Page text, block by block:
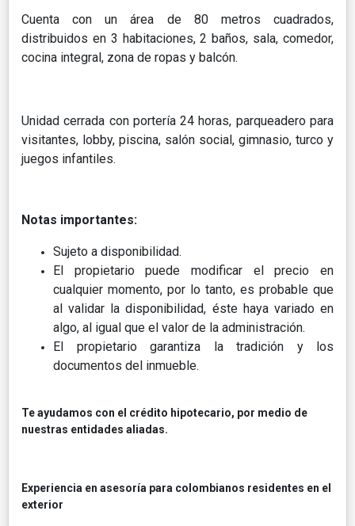
Cuenta con un área de 80 metros cuadrados,
distribuidos en 3 habitaciones, 2 baños, sala, comedor,
cocina integral, zona de ropas y balcón.
Unidad cerrada con portería 24 horas, parqueadero para
visitantes, lobby, piscina, salón social, gimnasio, turco y
juegos infantiles.
Notas importantes:
Sujeto a disponibilidad.
El propietario puede modificar el precio en
cualquier momento, por lo tanto, es probable que
al validar la disponibilidad, éste haya variado en
algo, al igual que el valor de la administración.
El propietario garantiza la tradición y los
documentos del inmueble.
Te ayudamos con el crédito hipotecario, por medio de
nuestras entidades aliadas.
Experiencia en asesoría para colombianos residentes en el
exterior